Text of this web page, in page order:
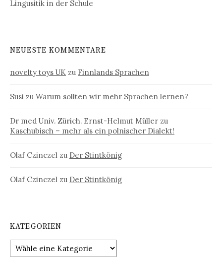
Lingusitik in der Schule
NEUESTE KOMMENTARE
novelty toys UK zu Finnlands Sprachen
Susi zu Warum sollten wir mehr Sprachen lernen?
Dr med Univ. Zürich. Ernst-Helmut Müller zu
Kaschubisch – mehr als ein polnischer Dialekt!
Olaf Czinczel zu Der Stintkönig
Olaf Czinczel zu Der Stintkönig
KATEGORIEN